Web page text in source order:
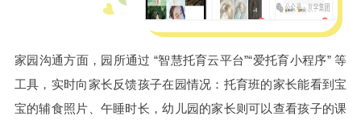
家园沟通方面，园所通过 “智慧托育云平台”“爱托育小程序” 等
工具，实时向家长反馈孩子在园情况：托育班的家长能看到宝
宝的辅食照片、午睡时长，幼儿园的家长则可以查看孩子的课